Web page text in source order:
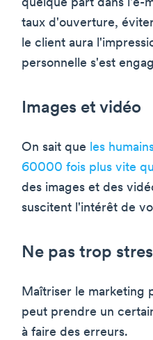
quelque part dans l'e-
taux d'ouverture,
le client aura
personnelle s'est
Images et vidéo
On sait que les
60000 fois plus vite
des images et des
suscitent l'intérêt de
Ne pas trop
Maîtriser le marketing
peut prendre un
à faire des erreurs.